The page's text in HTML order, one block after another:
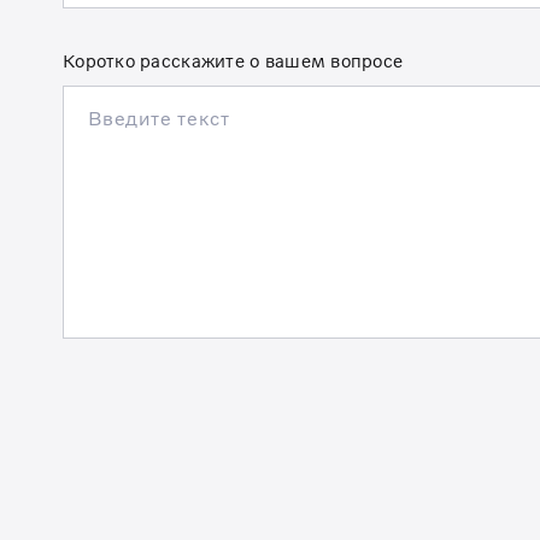
Коротко расскажите о вашем вопросе